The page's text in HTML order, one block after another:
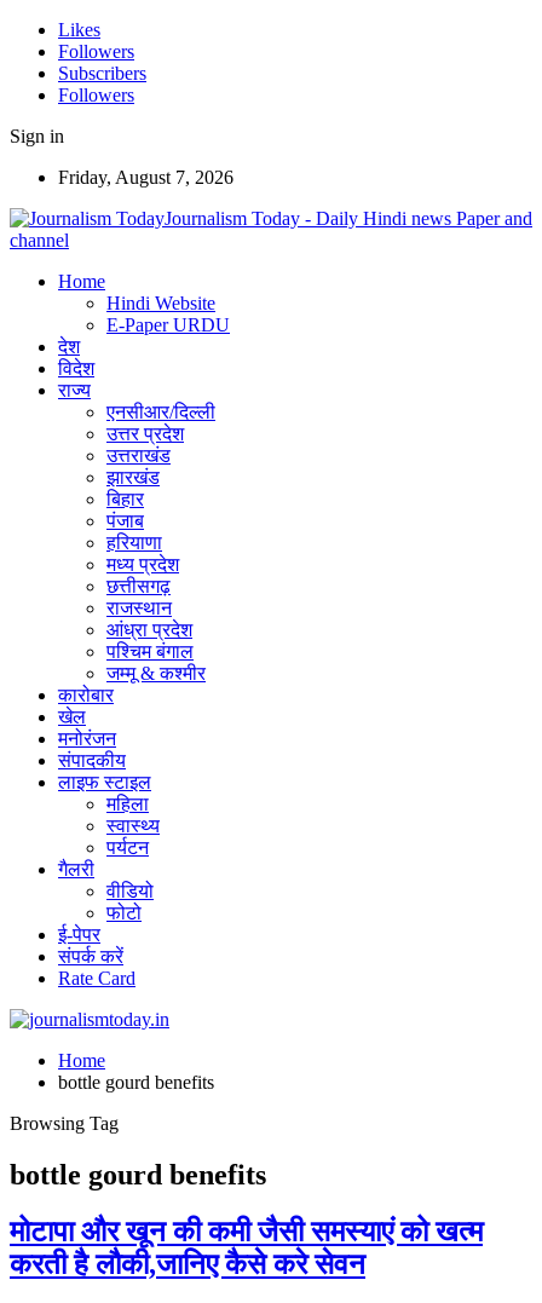
Likes
Followers
Subscribers
Followers
Sign in
Friday, August 7, 2026
Journalism Today - Daily Hindi news Paper and
channel
Home
Hindi Website
E-Paper URDU
देश
विदेश
राज्य
एनसीआर/दिल्ली
उत्तर प्रदेश
उत्तराखंड
झारखंड
बिहार
पंजाब
हरियाणा
मध्य प्रदेश
छत्तीसगढ़
राजस्थान
आंध्रा प्रदेश
पश्चिम बंगाल
जम्मू & कश्मीर
कारोबार
खेल
मनोरंजन
संपादकीय
लाइफ स्टाइल
महिला
स्वास्थ्य
पर्यटन
गैलरी
वीडियो
फोटो
ई-पेपर
संपर्क करें
Rate Card
Home
bottle gourd benefits
Browsing Tag
bottle gourd benefits
मोटापा और खून की कमी जैसी समस्याएं को खत्म
करती है लौकी,जानिए कैसे करे सेवन